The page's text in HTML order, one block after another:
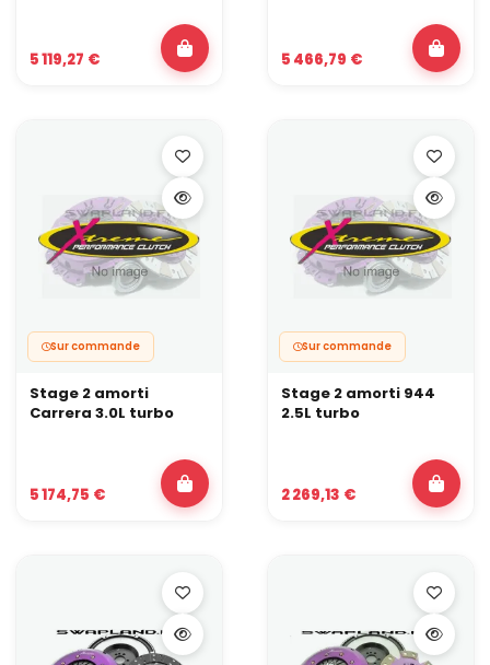
5 119,27 € 5 466,79 €
Sur commande
Stage 2 amorti
Carrera 3.0L turbo
5 174,75 €
Sur commande
Stage 2 amorti 944
2.5L turbo
2 269,13 €